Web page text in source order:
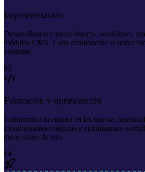
Implementación
Desarrollamos custom objects, workflows,
módulos CMS. Cada componente se testea
conjunto.
03
Formación y optimización
Formamos a tu equipo en las nuevas
monitorizamos métricas y optimizamos
datos reales de uso.
04